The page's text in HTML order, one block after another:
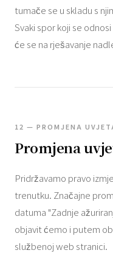
tumače se u skladu s
Svaki spor koji se
će se na rješavanje
12 — PROMJENA
Promjena
Pridržavamo pravo
trenutku. Značajne
datuma "Zadnje
objavit ćemo i putem
službenoj web stranici.